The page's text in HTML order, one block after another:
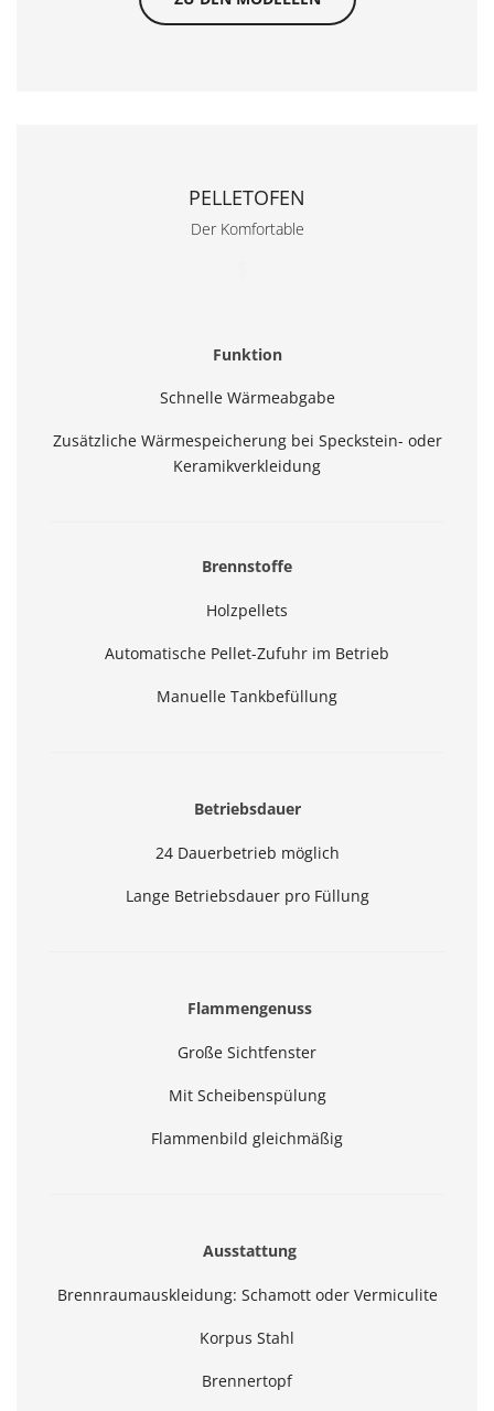
PELLETOFEN
Der Komfortable
Funktion
Schnelle Wärmeabgabe
Zusätzliche Wärmespeicherung bei Speckstein- oder
Keramikverkleidung
Brennstoffe
Holzpellets
Automatische Pellet-Zufuhr im Betrieb
Manuelle Tankbefüllung
Betriebsdauer
24 Dauerbetrieb möglich
Lange Betriebsdauer pro Füllung
Flammengenuss
Große Sichtfenster
Mit Scheibenspülung
Flammenbild gleichmäßig
Ausstattung
Brennraumauskleidung: Schamott oder Vermiculite
Korpus Stahl
Brennertopf